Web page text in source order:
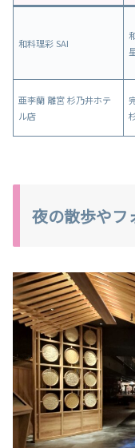
和料理彩 SAI
亜李蘭 離宮 杉乃井ホテ
ル店
夜の散歩やフ